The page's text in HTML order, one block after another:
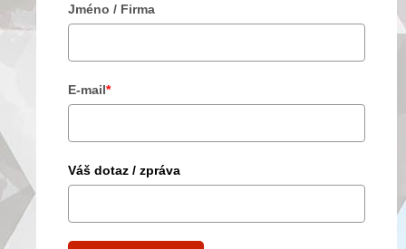
Jméno / Firma
E-mail*
Váš dotaz / zpráva